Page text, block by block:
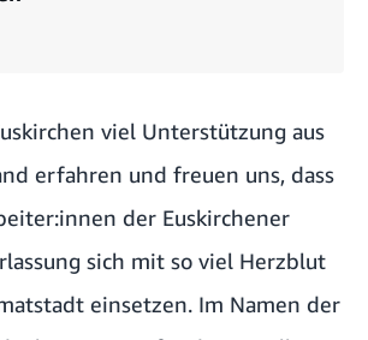
viel Unterstützung aus
erfahren und freuen uns, dass
der Euskirchener
sich mit so viel Herzblut
einsetzen. Im Namen der